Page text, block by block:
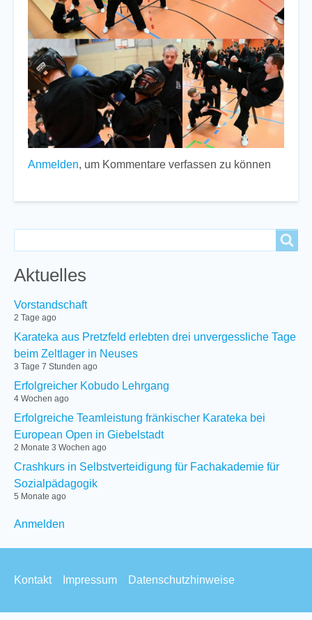
Anmelden, um Kommentare verfassen zu können
Aktuelles
Vorstandschaft
2 Tage ago
Karateka aus Pretzfeld erlebten drei unvergessliche Tage
beim Zeltlager in Neuses
3 Tage 7 Stunden ago
Erfolgreicher Kobudo Lehrgang
4 Wochen ago
Erfolgreiche Teamleistung fränkischer Karateka bei
European Open in Giebelstadt
2 Monate 3 Wochen ago
Crashkurs in Selbstverteidigung für Fachakademie für
Sozialpädagogik
5 Monate ago
User
menu
Anmelden
Footer
Kontakt Impressum Datenschutzhinweise